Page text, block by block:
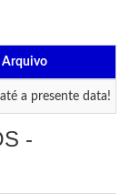
Arquivo
a presente data!
-